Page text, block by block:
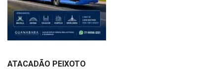
ATACADÃO PEIXOTO